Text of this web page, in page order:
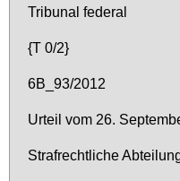
Tri­bu­nal fe­deral
{T 0/2}
6B_93/2012
Ur­teil vom 26.
Straf­recht­li­che